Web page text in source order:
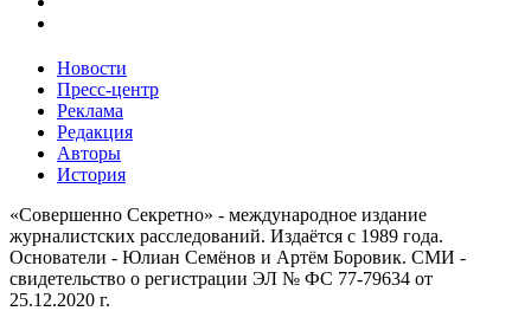
Новости
Пресс-центр
Реклама
Редакция
Авторы
История
«Совершенно Секретно» - международное издание
журналистских расследований. Издаётся с 1989 года.
Основатели - Юлиан Семёнов и Артём Боровик. CМИ -
свидетельство о регистрации ЭЛ № ФС 77-79634 от
25.12.2020 г.